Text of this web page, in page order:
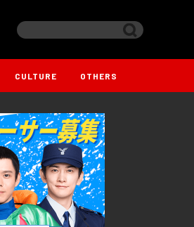
CULTURE OTHERS